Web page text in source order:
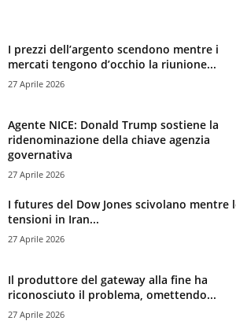
I prezzi dell’argento scendono mentre i
mercati tengono d’occhio la riunione...
27 Aprile 2026
Agente NICE: Donald Trump sostiene la
ridenominazione della chiave agenzia
governativa
27 Aprile 2026
I futures del Dow Jones scivolano mentre
tensioni in Iran...
27 Aprile 2026
Il produttore del gateway alla fine ha
riconosciuto il problema, omettendo...
27 Aprile 2026